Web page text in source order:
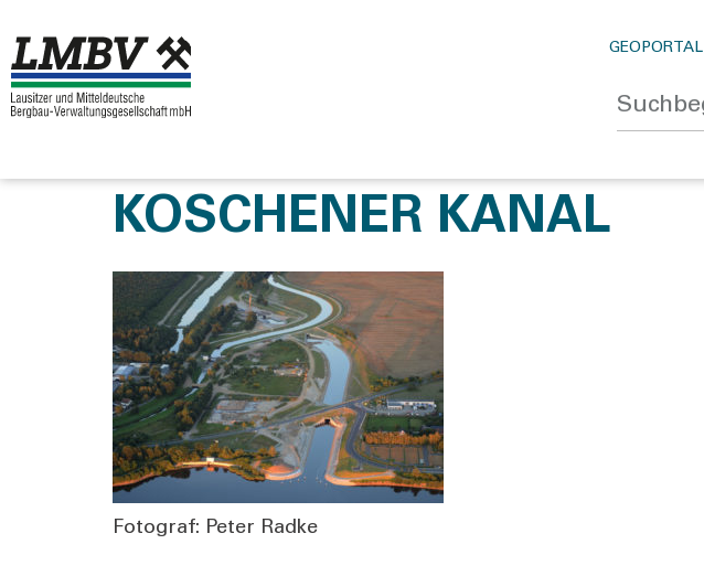
GEOPORTAL
KOSCHENER KANAL
Foto­graf: Peter Rad­ke